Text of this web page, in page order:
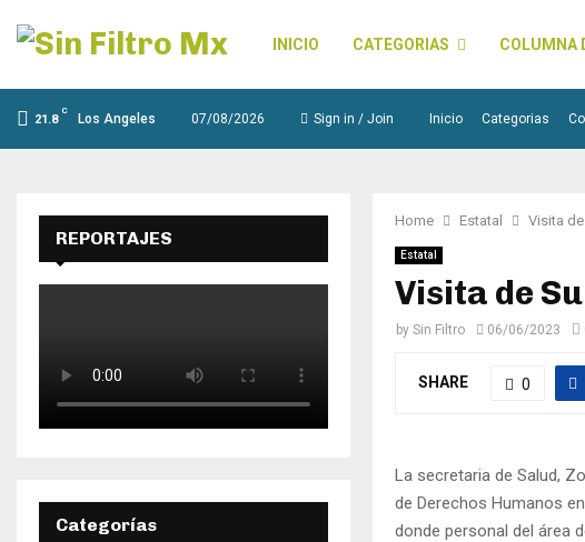
INICIO CATEGORIAS COLUMNA
21.8
C
Los Angeles 07/08/2026 Sign in / Join Inicio Categorias
Home Estatal Visita
Estatal
Visita de
by Sin Filtro 06/06/2023
SHARE 0
La secretaria de Salud,
de Derechos Humanos
donde personal del área
REPORTAJES
Categorías